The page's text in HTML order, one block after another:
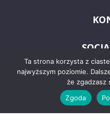
Ta strona korzysta z
najwyższym poziomie.
że zgadzasz
Zgoda